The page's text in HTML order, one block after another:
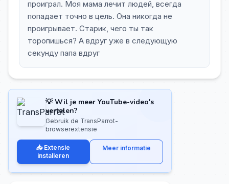
проиграл. Моя мама лечит людей, всегда
попадает точно в цель. Она никогда не
проигрывает. Старик, чего ты так
торопишься? А вдруг уже в следующую
секунду папа вдруг
💡 Wil je meer YouTube-video's
vertalen?
Gebruik de TransParrot-
browserextensie
📥 Extensie
installeren
Meer informatie